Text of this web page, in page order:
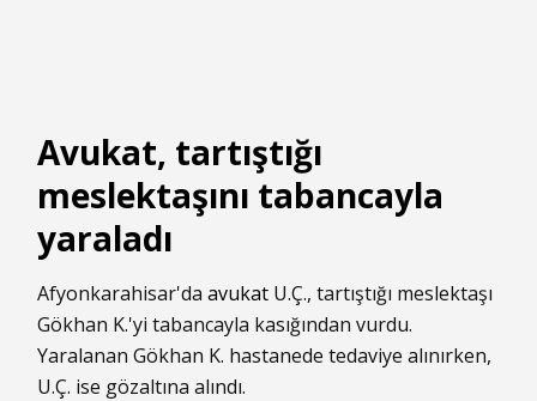
Avukat, tartıştığı
meslektaşını tabancayla
yaraladı
Afyonkarahisar'da avukat U.Ç., tartıştığı meslektaşı
Gökhan K.'yi tabancayla kasığından vurdu.
Yaralanan Gökhan K. hastanede tedaviye alınırken,
U.Ç. ise gözaltına alındı.